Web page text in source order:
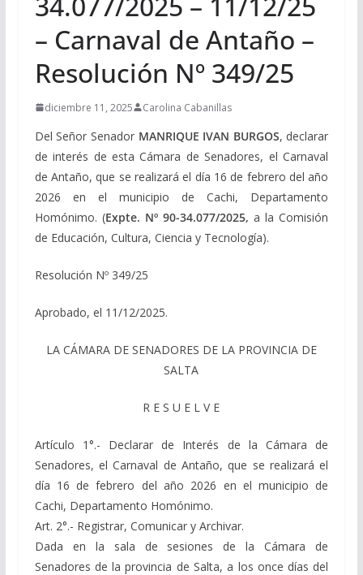
– Carnaval de Antaño –
Resolución Nº 349/25
diciembre 11, 2025 Carolina Cabanillas
Del Señor Senador MANRIQUE IVAN BURGOS, declarar
de interés de esta Cámara de Senadores, el Carnaval
de Antaño, que se realizará el día 16 de febrero del año
2026 en el municipio de Cachi, Departamento
Homónimo. (Expte. Nº 90-34.077/2025,a la Comisión
de Educación, Cultura, Ciencia y Tecnología).
Resolución Nº 349/25
Aprobado, el 11/12/2025.
LA CÁMARA DE SENADORES DE LA PROVINCIA DE
SALTA
R E S U E L V E
Artículo 1°.- Declarar de Interés de la Cámara de
Senadores, el Carnaval de Antaño, que se realizará el
día 16 de febrero del año 2026 en el municipio de
Cachi, Departamento Homónimo.
Art. 2°.- Registrar, Comunicar y Archivar.
Dada en la sala de sesiones de la Cámara de
Senadores de la provincia de Salta, a los once días del